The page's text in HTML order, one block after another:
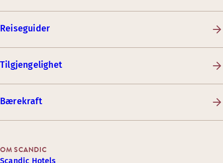
Reiseguider
Tilgjengelighet
Bærekraft
OM SCANDIC
Scandic Hotels